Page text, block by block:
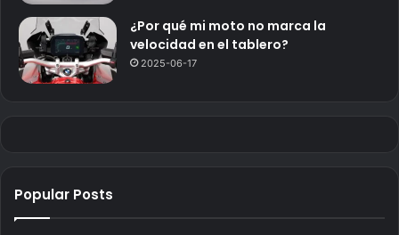
¿Por qué mi moto no marca la
velocidad en el tablero?
2025-06-17
Popular Posts